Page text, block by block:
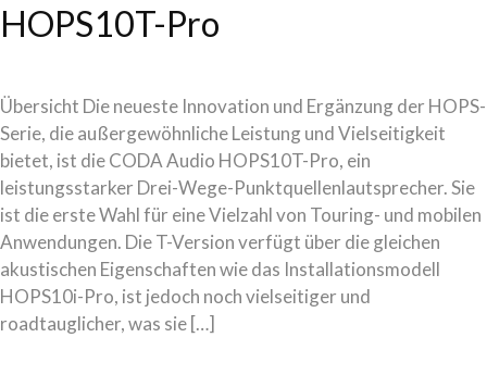
HOPS10T-Pro
Übersicht Die neueste Innovation und Ergänzung der HOPS-
Serie, die außergewöhnliche Leistung und Vielseitigkeit
bietet, ist die CODA Audio HOPS10T-Pro, ein
leistungsstarker Drei-Wege-Punktquellenlautsprecher. Sie
ist die erste Wahl für eine Vielzahl von Touring- und mobilen
Anwendungen. Die T-Version verfügt über die gleichen
akustischen Eigenschaften wie das Installationsmodell
HOPS10i-Pro, ist jedoch noch vielseitiger und
roadtauglicher, was sie […]